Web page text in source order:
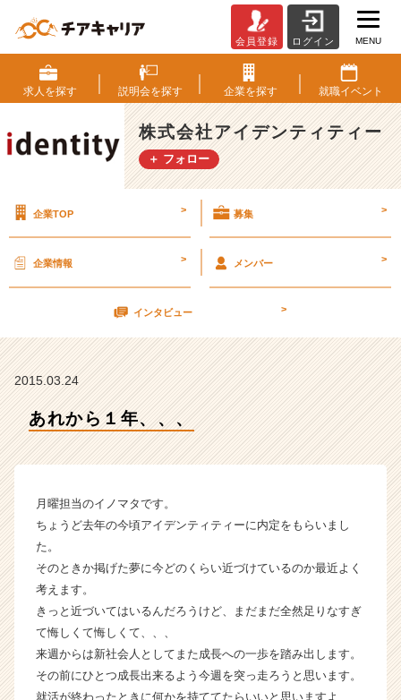
れ
か
ら
１
年、、、
【株
ア
ン
テ
ム
イ
ン】
ン
ャ
成
長
会員登録 ログイン MENU
求人を探す 説明会を探す 企業を探す 就職イベント
株式会社アイデンティティー
＋ フォロー
企業TOP > 募集 >
企業情報 > メンバー >
インタビュー >
2015.03.24
あれから１年、、、
月曜担当のイノマタです。
ちょうど去年の今頃アイデンティティーに内定をもらいまし
た。
そのときか掲げた夢に今どのくらい近づけているのか最近よく
考えます。
きっと近づいてはいるんだろうけど、まだまだ全然足りなすぎ
て悔しくて悔しくて、、、
来週からは新社会人としてまた成長への一歩を踏み出します。
その前にひとつ成長出来るよう今週を突っ走ろうと思います。
就活が終わったときに何かを持ててたらいいと思いますよ